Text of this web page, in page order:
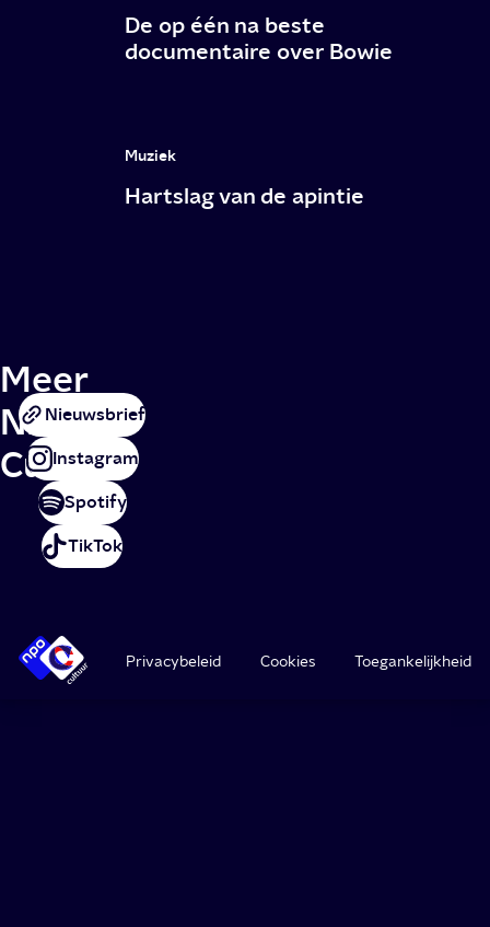
De op één na beste
documentaire over Bowie
Muziek
Hartslag van de apintie
Meer
NPO
Cultuur
Nieuwsbrief
Instagram
Spotify
TikTok
Privacybeleid Cookies Toegankelijkheid